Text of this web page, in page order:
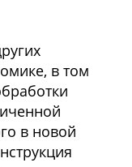
в том
в новой